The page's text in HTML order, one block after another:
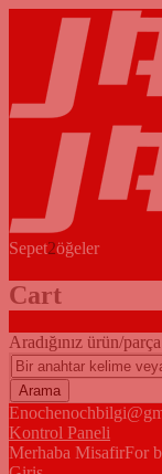
Sepet2öğeler
Cart
Aradığınız ürün/
Enoch
Kontrol Paneli
Merhaba MisafirFor